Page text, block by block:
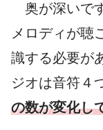
奥が深いで
メロディが聴
識する必要が
ジオは音符４
の数が変化し